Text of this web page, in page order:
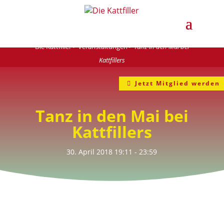
Die Kattfiller>Veranstaltungen>Tanz in den Mai bei
Kattfillers
Jetzt Mitglied werden
Tanz in den Mai bei
Kattfillers
30. April 2018 19:11 - 23:59